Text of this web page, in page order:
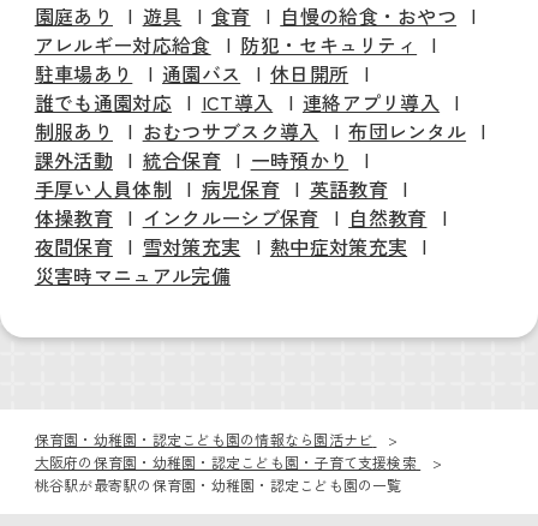
園庭あり 遊具 食育
自慢の給食・おやつ
アレルギー対応給食
防犯・セキュリティ
駐車場あり
通園バス
休日開所
誰でも通園対応
ICT導入
連絡アプリ導入
制服あり
おむつサブスク導入
布団レンタル
課外活動
統合保育
一時預かり
手厚い人員体制
病児保育
英語教育
体操教育
インクルーシブ保育
自然教育
夜間保育
雪対策充実
熱中症対策充実
災害時マニュアル完備
保育園・幼稚園・認定こども園の情報なら園活ナビ
大阪府の保育園・幼稚園・認定こども園・子育て支援検索
桃谷駅が最寄駅の保育園・幼稚園・認定こども園の一覧